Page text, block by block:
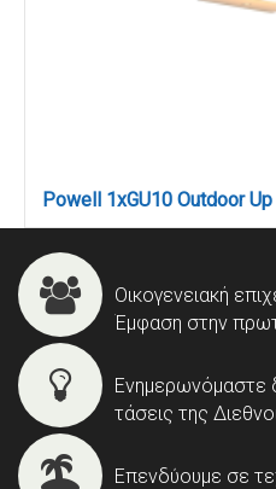
Οικογενειακή
Έμφαση στην
Ενημερωνόμαστε
τάσεις της
Επενδύουμε σε